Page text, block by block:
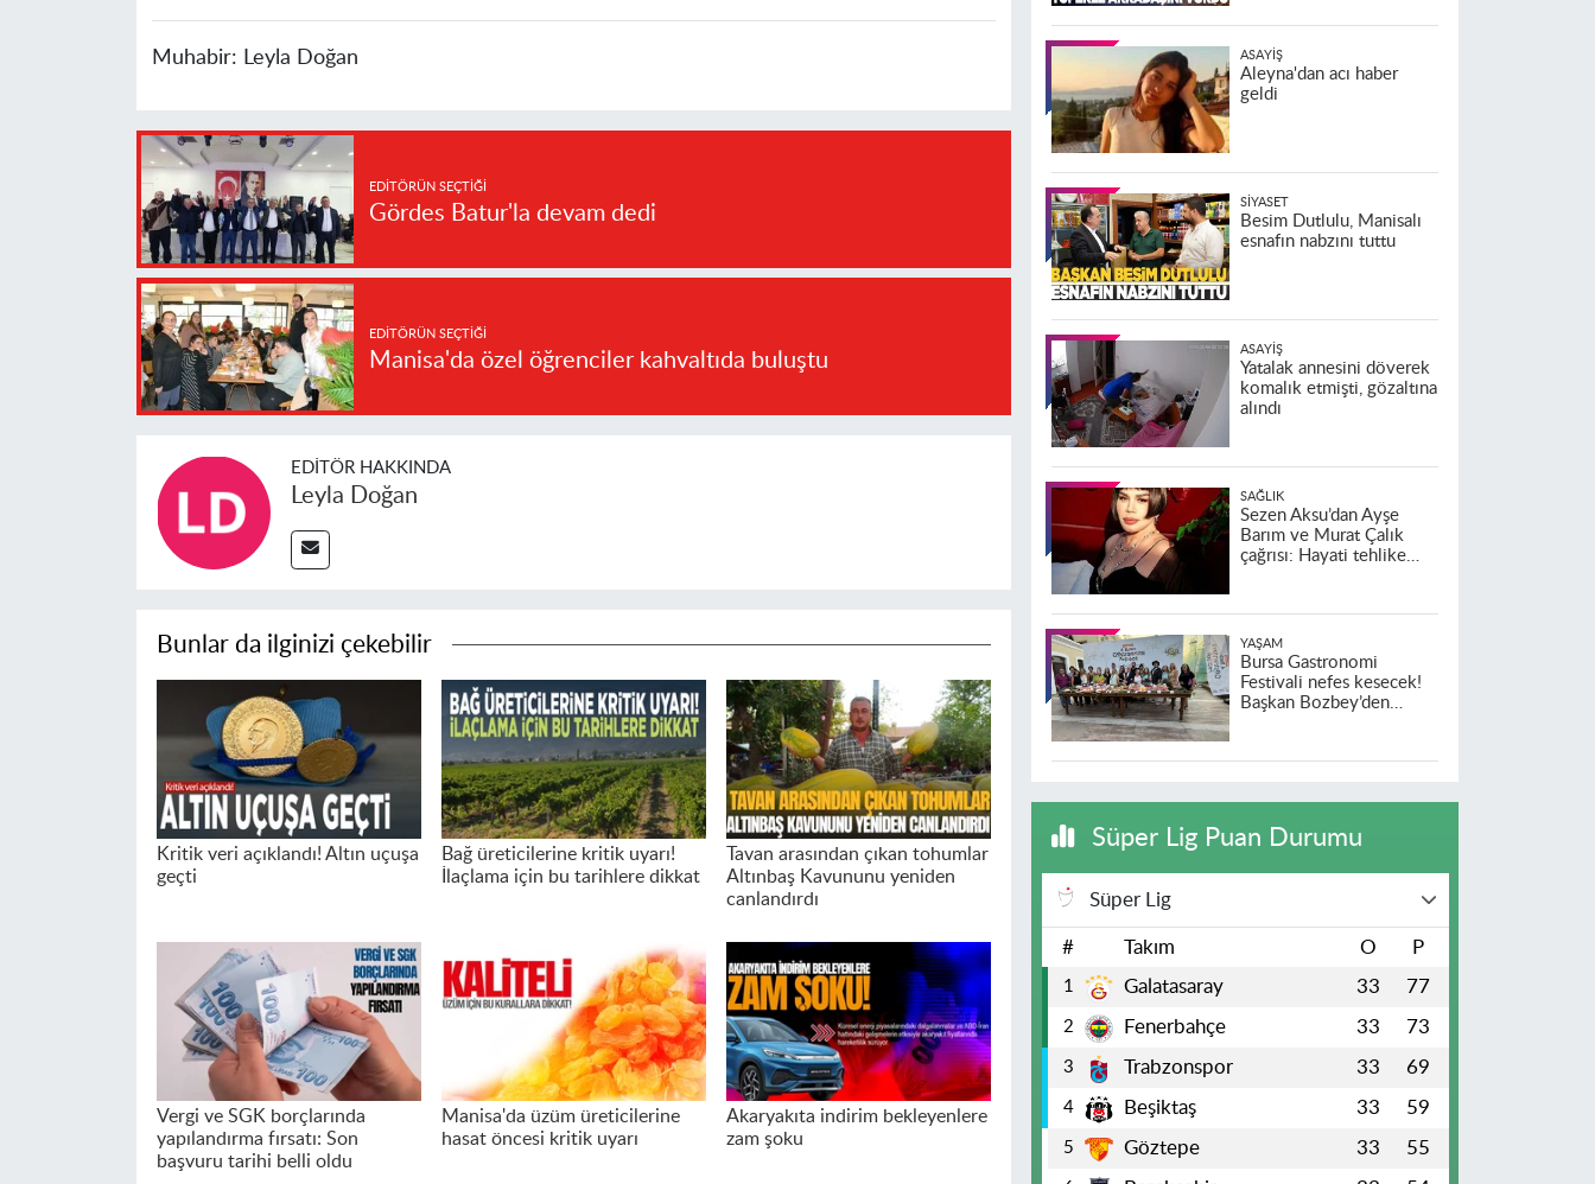
Muhabir: Leyla Doğan
EDITÖRÜN SEÇTIĞI
Gördes Batur'la devam dedi
EDITÖRÜN SEÇTIĞI
Manisa'da özel öğrenciler kahvaltıda buluştu
EDITÖR HAKKINDA
Leyla Doğan
Bunlar da ilginizi çekebilir
Kritik veri açıklandı! Altın uçuşa
geçti
Bağ üreticilerine kritik uyarı!
İlaçlama için bu tarihlere dikkat
Tavan arasından çıkan tohumlar
Altınbaş Kavununu yeniden
canlandırdı
Vergi ve SGK borçlarında
yapılandırma fırsatı: Son
başvuru tarihi belli oldu
Manisa'da üzüm üreticilerine
hasat öncesi kritik uyarı
Akaryakıta indirim bekleyenlere
zam şoku
ASAYIŞ
Aleyna'dan acı haber
geldi
SIYASET
Besim Dutlulu, Manisalı
esnafın nabzını tuttu
ASAYIŞ
Yatalak annesini döverek
komalık etmişti, gözaltına
alındı
SAĞLIK
Sezen Aksu’dan Ayşe
Barım ve Murat Çalık
çağrısı: Hayati tehlike
YAŞAM
Bursa Gastronomi
Festivali nefes kesecek!
Başkan Bozbey’den
Süper Lig Puan Durumu
Süper Lig
# Takım O P
1 Galatasaray 33 77
2 Fenerbahçe 33 73
3 Trabzonspor 33 69
4 Beşiktaş 33 59
5 Göztepe 33 55